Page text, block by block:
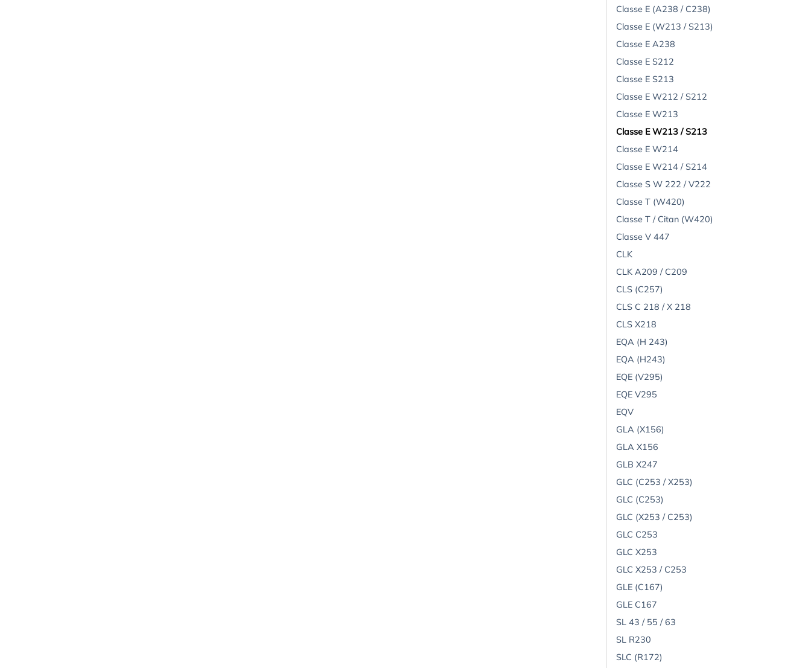
Classe E (A238 / C238)
Classe E (W213 / S213)
Classe E A238
Classe E S212
Classe E S213
Classe E W212 / S212
Classe E W213
Classe E W213 / S213
Classe E W214
Classe E W214 / S214
Classe S W 222 / V222
Classe T (W420)
Classe T / Citan (W420)
Classe V 447
CLK
CLK A209 / C209
CLS (C257)
CLS C 218 / X 218
CLS X218
EQA (H 243)
EQA (H243)
EQE (V295)
EQE V295
EQV
GLA (X156)
GLA X156
GLB X247
GLC (C253 / X253)
GLC (C253)
GLC (X253 / C253)
GLC C253
GLC X253
GLC X253 / C253
GLE (C167)
GLE C167
SL 43 / 55 / 63
SL R230
SLC (R172)